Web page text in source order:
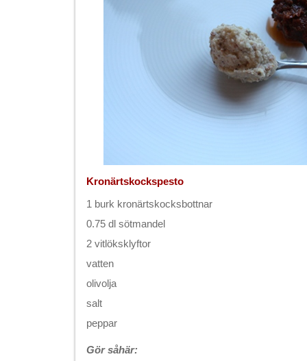
Kronärtskockspesto
1 burk kronärtskocksbottnar
0.75 dl sötmandel
2 vitlöksklyftor
vatten
olivolja
salt
peppar
Gör såhär: